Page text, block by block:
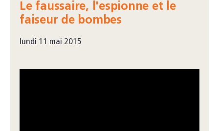
Le faussaire, l'espionne et le
faiseur de bombes
lundi 11 mai 2015